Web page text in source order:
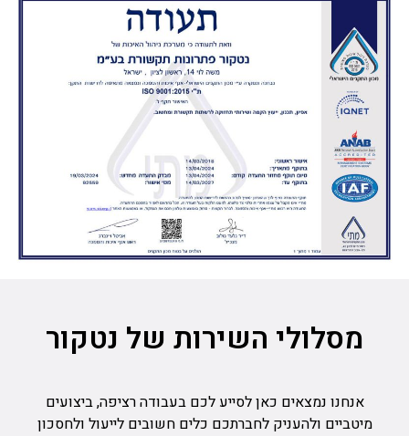
מסלולי השירות של נטקור
אנחנו נמצאים כאן לסייע לכם בעבודה רציפה, ביצועים
מיטביים ולהעניק לחברתכם כלים חשובים לייעול ולחסכון